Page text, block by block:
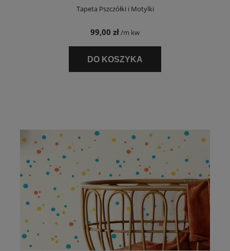
Tapeta Pszczółki i Motylki
99,00 zł/m kw
DO KOSZYKA